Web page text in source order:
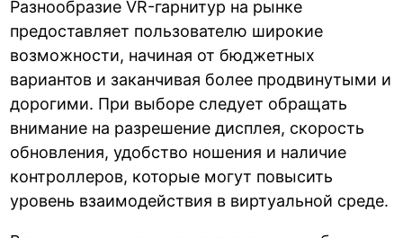
Разнообразие VR-гарнитур на рынке
предоставляет пользователю широкие
возможности, начиная от бюджетных
вариантов и заканчивая более продвинутыми и
дорогими. При выборе следует обращать
внимание на разрешение дисплея, скорость
обновления, удобство ношения и наличие
контроллеров, которые могут повысить
уровень взаимодействия в виртуальной среде.